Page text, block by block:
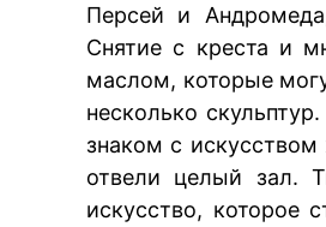
Персей и
Снятие с креста и
маслом, которые
несколько
знаком с
отвели целый зал.
искусство, которое